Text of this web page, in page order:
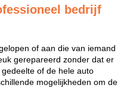
bedrijf
of aan die van iemand
gerepareerd zonder dat er
of de hele auto
mogelijkheden om de